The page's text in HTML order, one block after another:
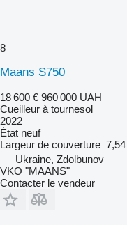
8
Maans S750
18 600 € 960 000 UAH
Cueilleur à tournesol
2022
État neuf
Largeur de couverture
Ukraine, Zdolbunov
VKO "MAANS"
Contacter le vendeur